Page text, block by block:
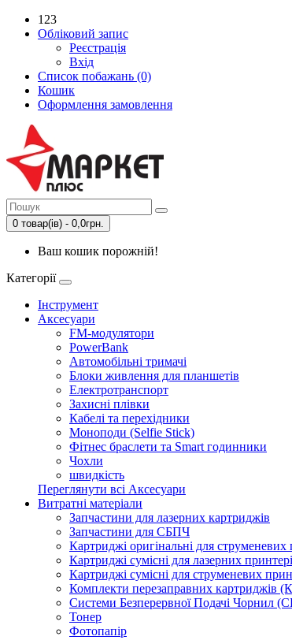
123
Обліковий запис
Реєстрація
Вхід
Список побажань (0)
Кошик
Оформлення замовлення
0 товар(ів) - 0,0грн.
Ваш кошик порожній!
Категорії
Інструмент
Аксесуари
FM-модулятори
PowerBank
Автомобільні тримачі
Блоки живлення для планшетів
Електротранспорт
Захисні плівки
Кабелі та перехідники
Моноподи (Selfie Stick)
Фітнес браслети та Smart годинники
Чохли
швидкість
Переглянути всі Аксесуари
Витратні матеріали
Запчастини для лазерних картриджів
Запчастини для СБПЧ
Картриджі оригінальні для струменевих
Картриджі сумісні для лазерних
Картриджі сумісні для струменевих
Комплекти перезаправних картриджів
Системи Безперервної Подачі Чорнил
Тонер
Фотопапір